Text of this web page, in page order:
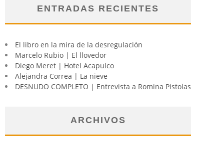
ENTRADAS RECIENTES
El libro en la mira de la desregulación
Marcelo Rubio | El llovedor
Diego Meret | Hotel Acapulco
Alejandra Correa | La nieve
DESNUDO COMPLETO | Entrevista a Romina Pistolas
ARCHIVOS